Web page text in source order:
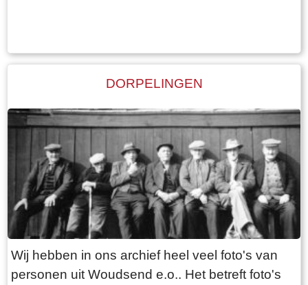
DORPELINGEN
Wij hebben in ons archief heel veel foto's van
personen uit Woudsend e.o.. Het betreft foto's